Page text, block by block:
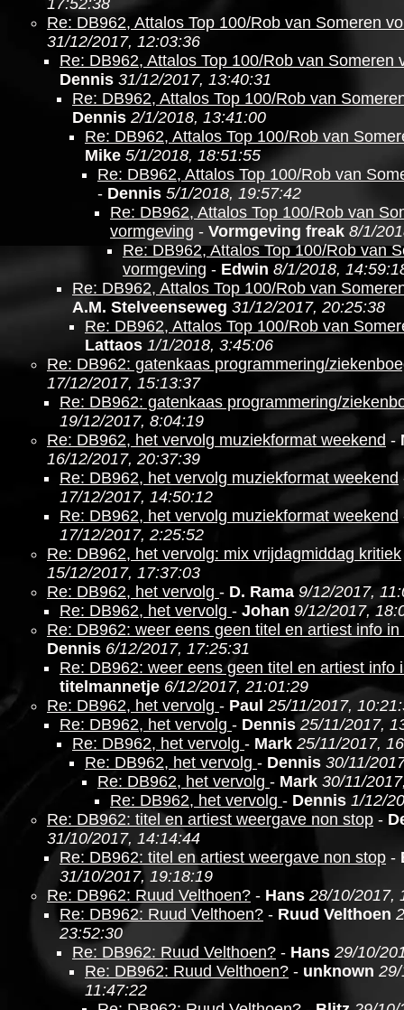
17:52:38
Re: DB962, Attalos Top 100/Rob van Someren
31/12/2017, 12:03:36
Re: DB962, Attalos Top 100/Rob van Someren
Dennis 31/12/2017, 13:40:31
Re: DB962, Attalos Top 100/Rob van
Dennis 2/1/2018, 13:41:00
Re: DB962, Attalos Top 100/Rob van
Mike 5/1/2018, 18:51:55
Re: DB962, Attalos Top 100/Rob van
- Dennis 5/1/2018, 19:57:42
Re: DB962, Attalos Top 100/Rob van
vormgeving - Vormgeving freak 8/1/
Re: DB962, Attalos Top 100/Rob van
vormgeving - Edwin 8/1/2018,
Re: DB962, Attalos Top 100/Rob van
A.M. Stelveenseweg 31/12/2017, 20:25:38
Re: DB962, Attalos Top 100/Rob van
Lattaos 1/1/2018, 3:45:06
Re: DB962: gatenkaas programmering/
17/12/2017, 15:13:37
Re: DB962: gatenkaas programmering/
19/12/2017, 8:04:19
Re: DB962, het vervolg muziekformat weekend -
16/12/2017, 20:37:39
Re: DB962, het vervolg muziekformat weekend
17/12/2017, 14:50:12
Re: DB962, het vervolg muziekformat weekend
17/12/2017, 2:25:52
Re: DB962, het vervolg: mix vrijdagmiddag kritiek
15/12/2017, 17:37:03
Re: DB962, het vervolg - D. Rama 9/12/2017,
Re: DB962, het vervolg - Johan 9/12/2017,
Re: DB962: weer eens geen titel en artiest info
Dennis 6/12/2017, 17:25:31
Re: DB962: weer eens geen titel en artiest info
titelmannetje 6/12/2017, 21:01:29
Re: DB962, het vervolg - Paul 25/11/2017,
Re: DB962, het vervolg - Dennis 25/11/2017,
Re: DB962, het vervolg - Mark 25/11/2017,
Re: DB962, het vervolg - Dennis 30/11/
Re: DB962, het vervolg - Mark 30/11/
Re: DB962, het vervolg - Dennis 1/12/
Re: DB962: titel en artiest weergave non stop -
31/10/2017, 14:14:44
Re: DB962: titel en artiest weergave non stop -
31/10/2017, 19:18:19
Re: DB962: Ruud Velthoen? - Hans 28/10/2017,
Re: DB962: Ruud Velthoen? - Ruud Velthoen
23:52:30
Re: DB962: Ruud Velthoen? - Hans 29/10/
Re: DB962: Ruud Velthoen? - unknown
11:47:22